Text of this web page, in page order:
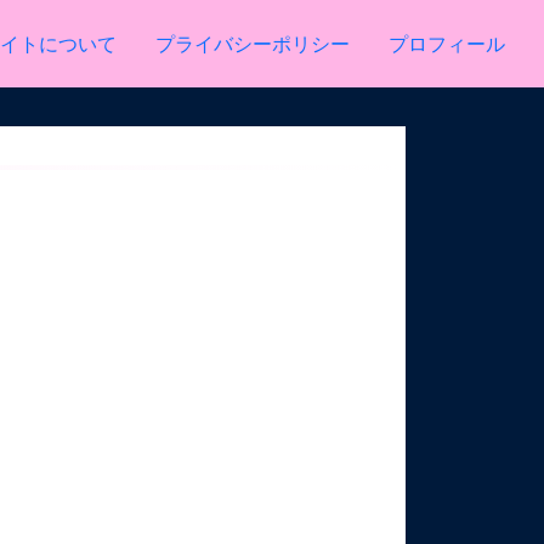
トについて プライバシーポリシー プロフィール